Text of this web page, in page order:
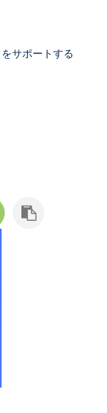
サポートする